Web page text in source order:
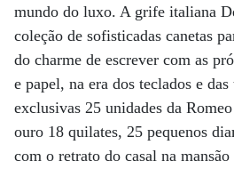
mundo do luxo. A grife italiana
coleção de sofisticadas canetas
do charme de escrever com as
e papel, na era dos teclados e
exclusivas 25 unidades da
ouro 18 quilates, 25 pequenos
com o retrato do casal na